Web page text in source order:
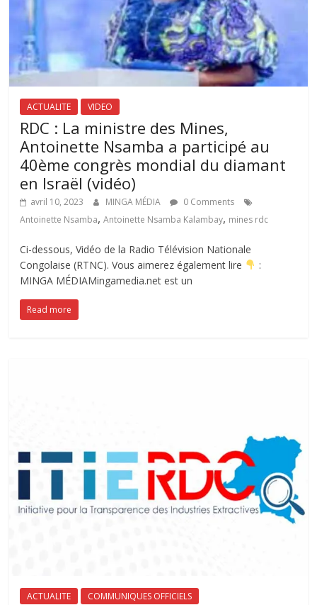
ACTUALITE VIDEO
RDC : La ministre des Mines,
Antoinette Nsamba a participé au
40ème congrès mondial du diamant
en Israël (vidéo)
avril 10, 2023 MINGA MÉDIA
0 Comments
Antoinette Nsamba,Antoinette Nsamba Kalambay, mines rdc
Ci-dessous, Vidéo de la Radio Télévision Nationale
Congolaise (RTNC). Vous aimerez également lire
:
MINGA MÉDIAMingamedia.net est un
Read more
ACTUALITE COMMUNIQUES OFFICIELS